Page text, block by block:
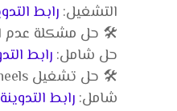
التشغيل: رابط
حل شامل: رابط
شامل: رابط